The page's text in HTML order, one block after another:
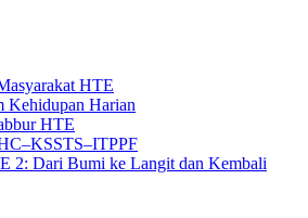
HTE
Kehidupan Harian
HTE
2: Dari Bumi ke Langit dan Kembali